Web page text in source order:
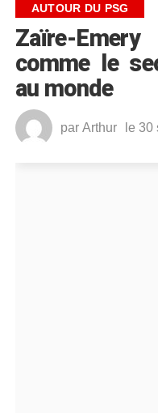
AUTOUR DU PSG
Zaïre-
comme le
au monde
par Arthur le 30